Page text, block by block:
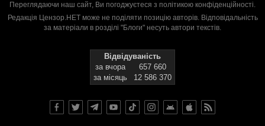
Переглядаючи наш сайт, Ви погоджуєтеся з політикою конфіденційності.
Редакція Цензор.НЕТ може не поділяти позицію авторів. Відповідальність
за матеріали в розділі "Блоги" несуть автори текстів.
Відвідуваність
за вчора
657 660
за місяць
12 586 370